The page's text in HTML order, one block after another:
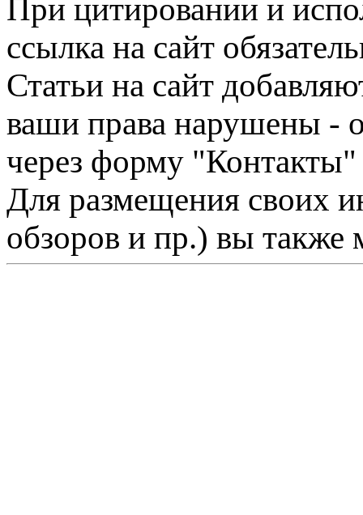
При цитировании и
ссылка на сайт
Статьи на сайт
ваши права нарушены -
через форму "Контакты"
Для размещения своих
обзоров и пр.) вы также